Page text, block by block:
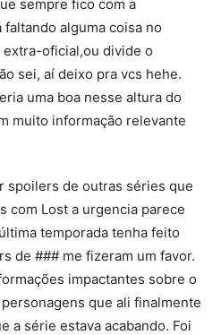
sempre fico com a
faltando alguma coisa no
extra-oficial,ou divide o
sei, aí deixo pra vcs hehe.
uma boa nesse altura do
muito informação relevante
spoilers de outras séries que
com Lost a urgencia parece
temporada tenha feito
de ### me fizeram um favor.
impactantes sobre o
que ali finalmente
a série estava acabando. Foi